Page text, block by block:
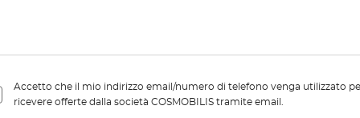
Accetto che il mio indirizzo email/numero di telefono venga utilizzato
ricevere offerte dalla società COSMOBILIS tramite email.